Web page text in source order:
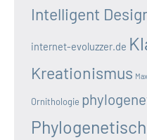
Intelligent
internet-evoluzzer.de
Kreationismus
Ornithologie